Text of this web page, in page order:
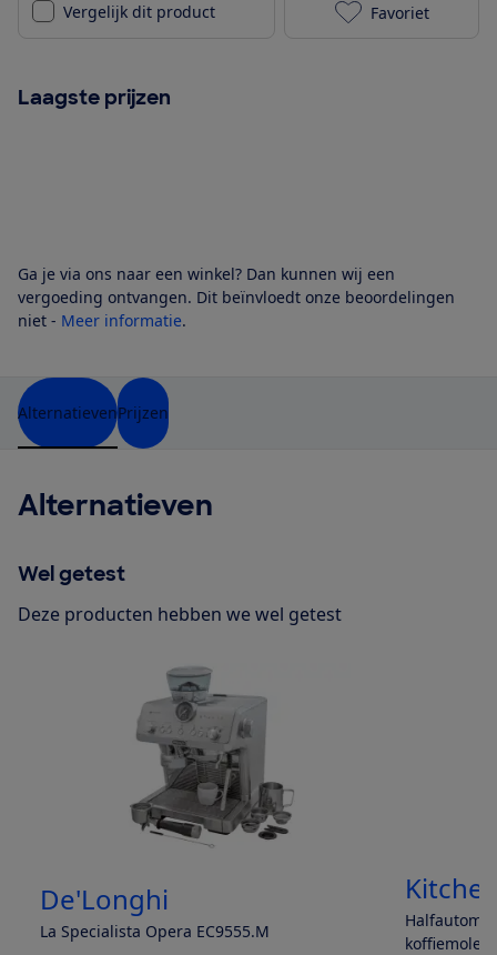
Vergelijk dit product Lelit Victoria
Favoriet
Laagste prijzen
Ga je via ons naar een winkel? Dan kunnen wij een
vergoeding ontvangen. Dit beïnvloedt onze beoordelingen
niet - Meer informatie.
AlternatievenPrijzen
Alternatieven
Wel getest
Deze producten hebben we wel getest
De'Longhi
La Specialista Opera EC9555.M
koffiemolen